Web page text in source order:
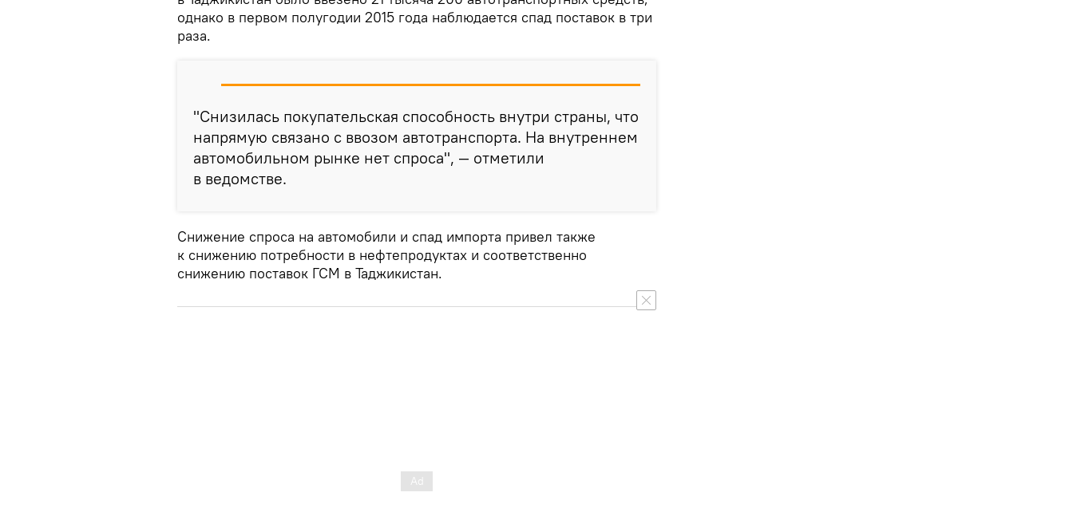
однако в первом полугодии 2015 года наблюдается спад поставок в три
раза.
"Снизилась покупательская способность внутри страны, что
напрямую связано с ввозом автотранспорта. На внутреннем
автомобильном рынке нет спроса", — отметили
в ведомстве.
Снижение спроса на автомобили и спад импорта привел также
к снижению потребности в нефтепродуктах и соответственно
снижению поставок ГСМ в Таджикистан.